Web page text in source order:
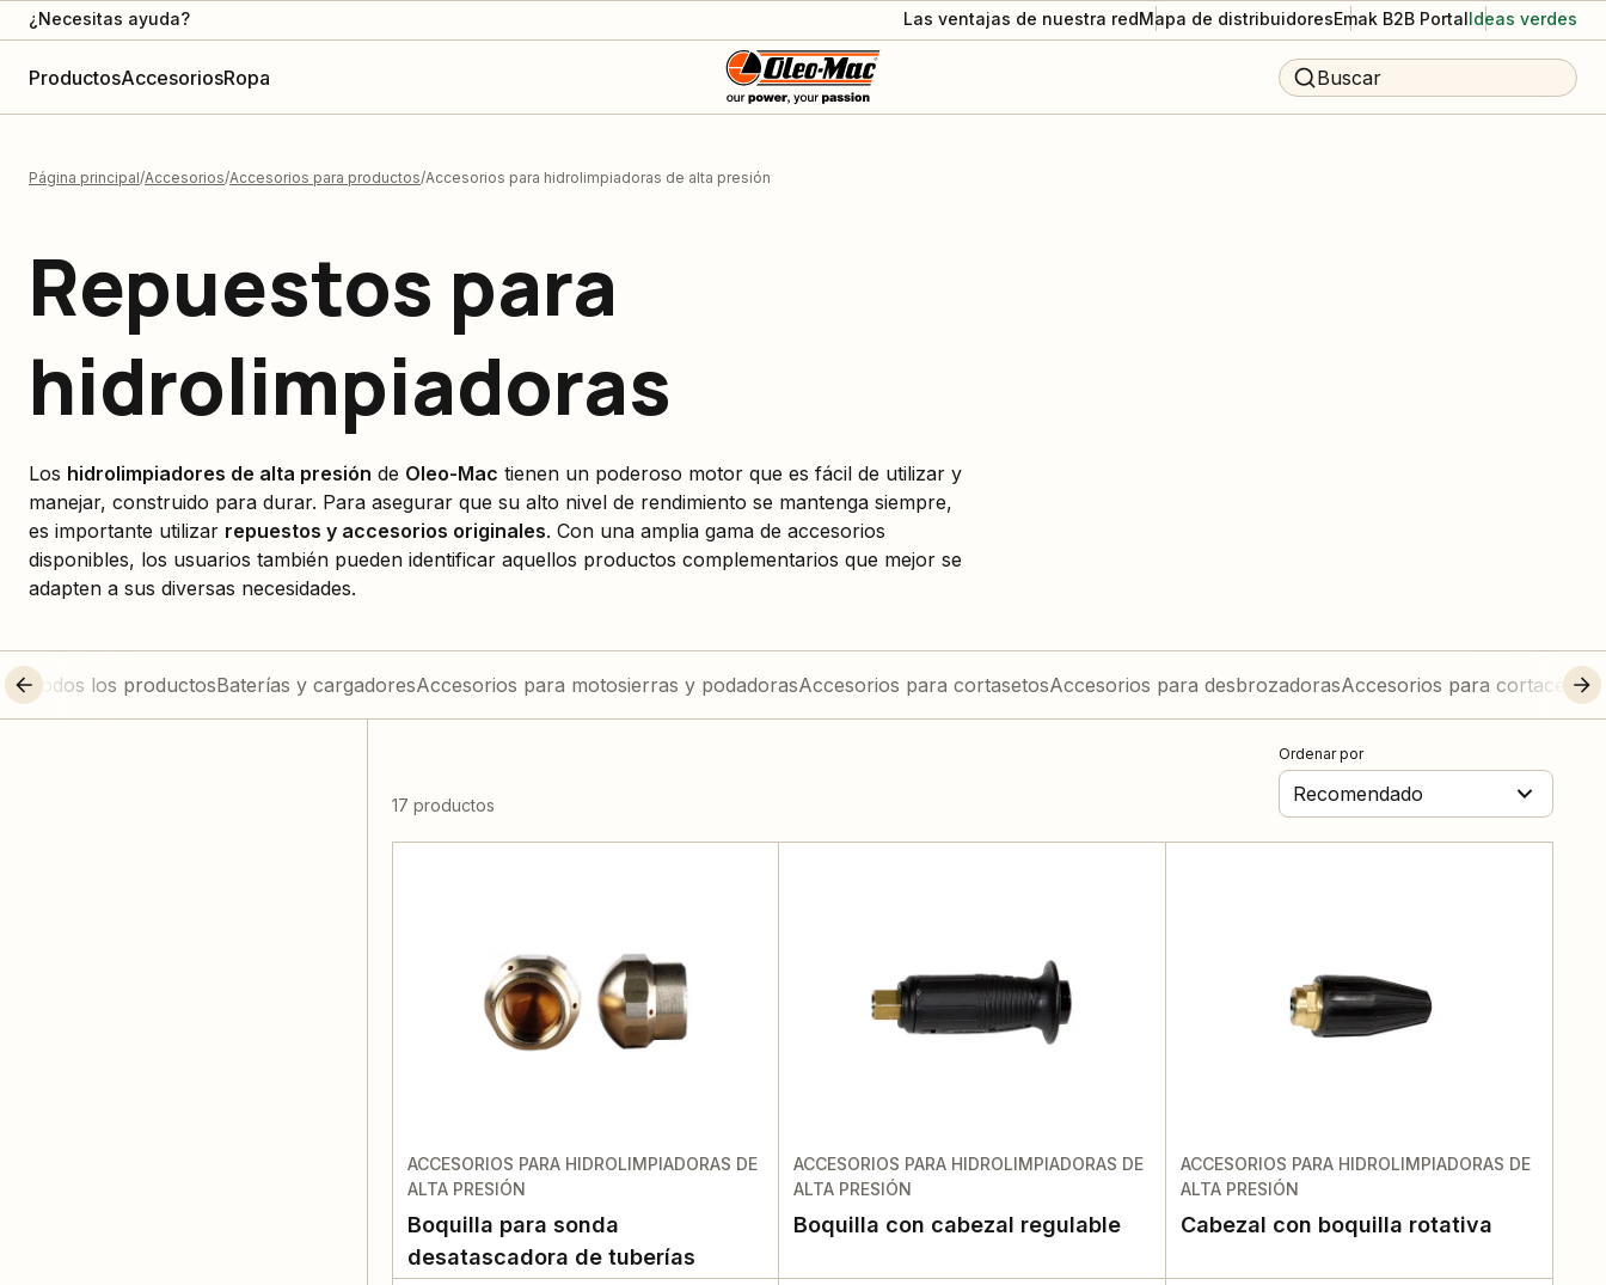
¿Necesitas ayuda? Las ventajas de nuestra redMapa de distribuidoresEmak B2B PortalIdeas verdes
ProductosAccesoriosRopa Buscar
Página principal Accesorios Accesorios para productos Accesorios para hidrolimpiadoras de alta presión
Repuestos para
hidrolimpiadoras
Los hidrolimpiadores de alta presión de Oleo-Mac tienen un poderoso motor que es fácil de utilizar y
manejar, construido para durar. Para asegurar que su alto nivel de rendimiento se mantenga siempre,
es importante utilizar repuestos y accesorios originales. Con una amplia gama de accesorios
disponibles, los usuarios también pueden identificar aquellos productos complementarios que mejor se
adapten a sus diversas necesidades.
Todos los productosBaterías y cargadoresAccesorios para motosierras y podadorasAccesorios para cortasetosAccesorios para desbrozadorasAccesorios para
17 productos
Ordenar por
Recomendado
ACCESORIOS PARA HIDROLIMPIADORAS DE
ALTA PRESIÓN
Boquilla para sonda
desatascadora de tuberías
ACCESORIOS PARA HIDROLIMPIADORAS DE
ALTA PRESIÓN
Boquilla con cabezal regulable
ACCESORIOS PARA HIDROLIMPIADORAS DE
ALTA PRESIÓN
Cabezal con boquilla rotativa